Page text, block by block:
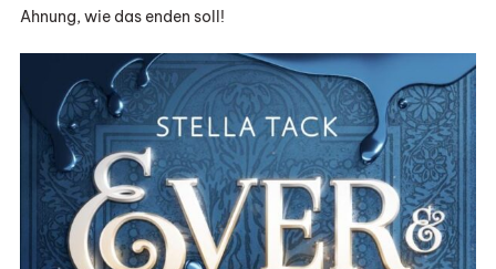
Ahnung, wie das enden soll!